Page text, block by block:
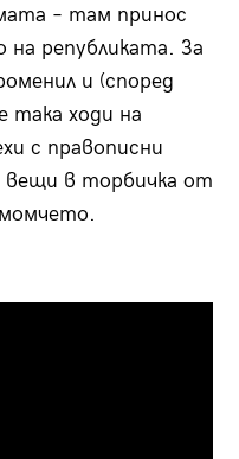
– там принос
републиката. За
и (според
така ходи на
с правописни
вещи в торбичка от